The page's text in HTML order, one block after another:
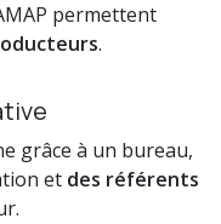
permettent
.
grâce à un bureau,
et des référents